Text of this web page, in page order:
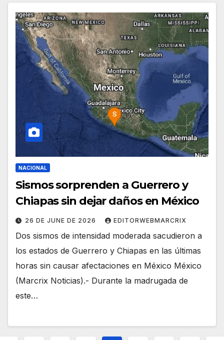
NACIONAL
Sismos sorprenden a Guerrero y
Chiapas sin dejar daños en México
26 DE JUNE DE 2026 EDITORWEBMARCRIX
Dos sismos de intensidad moderada sacudieron a
los estados de Guerrero y Chiapas en las últimas
horas sin causar afectaciones en México México
(Marcrix Noticias).- Durante la madrugada de
este…